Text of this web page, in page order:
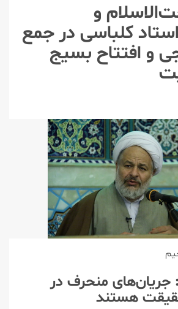
و
کلباسی در جمع
و افتتاح بسیج
جریان‌های منحرف در
هستند